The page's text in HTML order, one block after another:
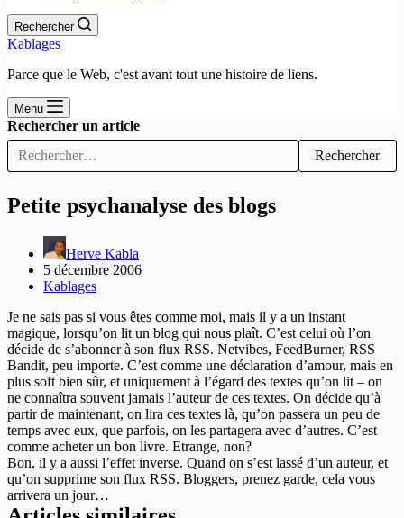
Rechercher
Kablages
Parce que le Web, c'est avant tout une histoire de liens.
Menu
Rechercher un article
Rechercher
Petite psychanalyse des blogs
Herve Kabla
5 décembre 2006
Kablages
Je ne sais pas si vous êtes comme moi, mais il y a un instant
magique, lorsqu’on lit un blog qui nous plaît. C’est celui où l’on
décide de s’abonner à son flux RSS. Netvibes, FeedBurner, RSS
Bandit, peu importe. C’est comme une déclaration d’amour, mais en
plus soft bien sûr, et uniquement à l’égard des textes qu’on lit – on
ne connaîtra souvent jamais l’auteur de ces textes. On décide qu’à
partir de maintenant, on lira ces textes là, qu’on passera un peu de
temps avec eux, que parfois, on les partagera avec d’autres. C’est
comme acheter un bon livre. Etrange, non?
Bon, il y a aussi l’effet inverse. Quand on s’est lassé d’un auteur, et
qu’on supprime son flux RSS. Bloggers, prenez garde, cela vous
arrivera un jour…